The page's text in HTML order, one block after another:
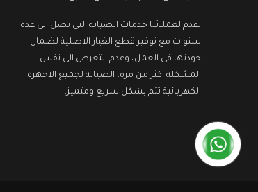
نقدم لعملائنا خدمات الصيانة التى تصل الى عدة
سنوات مع توفير قطع الغيار الاصلية لضمان
جودتها فى العمل، وعدم التعرض الى نفس
المشكلة اكثر من مرة، الصيانة لجميع الاجهزة
الكهربائية تتم بشكل سريع ومتميز.